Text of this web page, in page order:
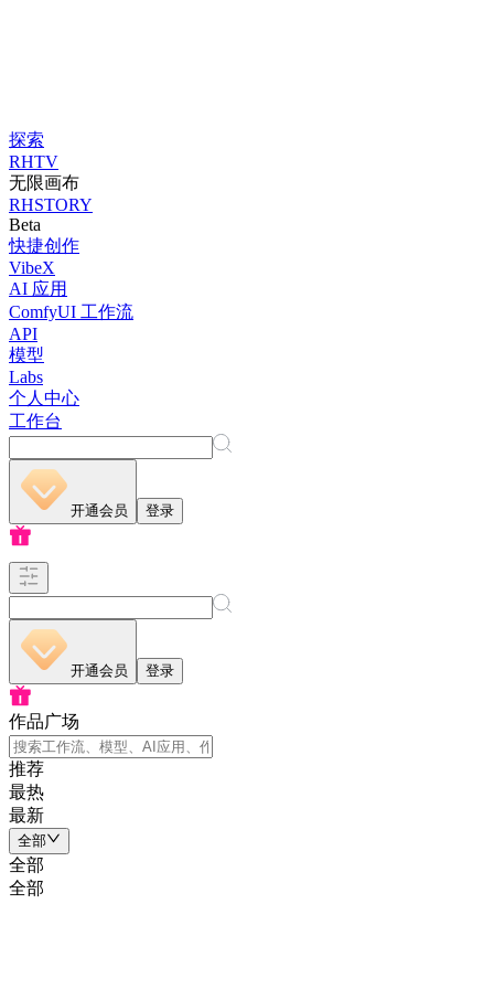
探索
RHTV
无限画布
RHSTORY
Beta
快捷创作
VibeX
AI 应用
ComfyUI 工作流
API
模型
Labs
个人中心
工作台
开通会员 登录
开通会员 登录
作品广场
推荐
最热
最新
全部
全部
全部